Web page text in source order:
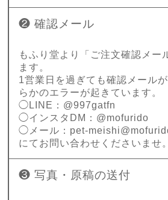
❷ 確認メール
もふり堂より「ご注文確認メー
ます。
1営業日を過ぎても確認メール
らかのエラーが起きています。
◯LINE：@997gatfn
◯インスタDM：@mofurido
◯メール： pet-
にてお問い合わせくださいませ。
❸ 写真・原稿の送付